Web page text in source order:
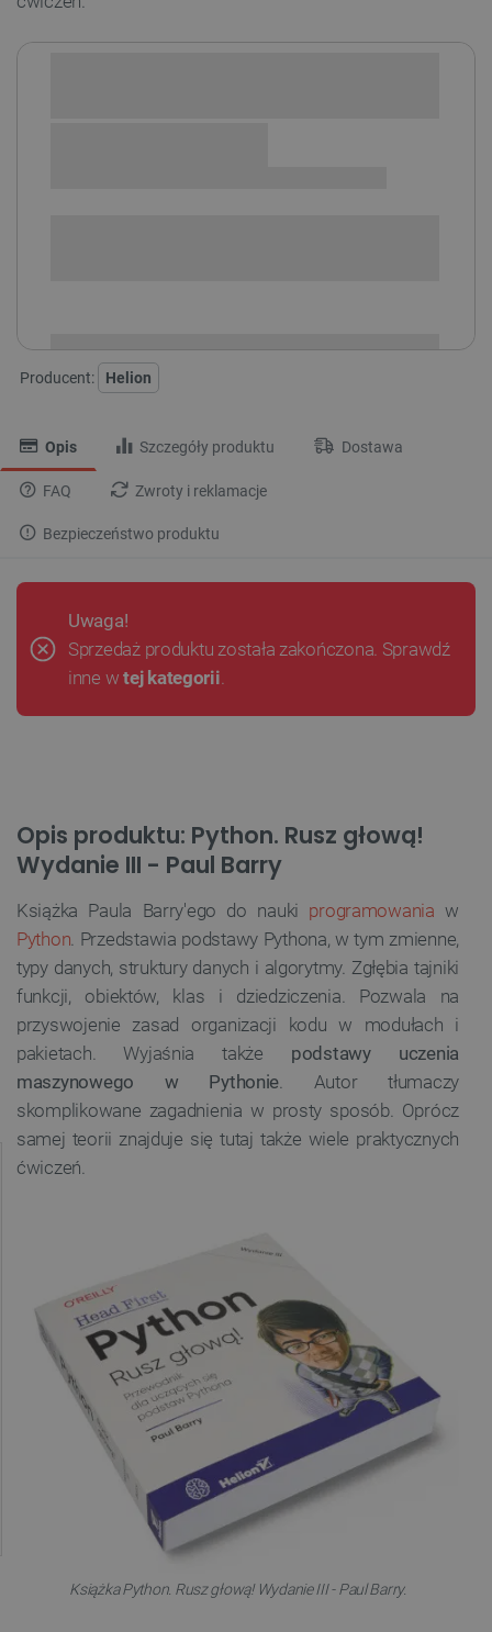
Producent: Helion
Opis Szczegóły produktu Dostawa
FAQ Zwroty i reklamacje
Bezpieczeństwo produktu
Uwaga!
Sprzedaż produktu została zakończona. Sprawdź
inne wtej kategorii.
Opis produktu: Python. Rusz głową!
Wydanie III - Paul Barry
Książka Paula Barry'ego do nauki programowania w
Python. Przedstawia podstawy Pythona, w tym zmienne,
typy danych, struktury danych i algorytmy. Zgłębia tajniki
funkcji, obiektów, klas i dziedziczenia. Pozwala na
przyswojenie zasad organizacji kodu w modułach i
pakietach. Wyjaśnia także podstawy uczenia
maszynowego w Pythonie. Autor tłumaczy
skomplikowane zagadnienia w prosty sposób. Oprócz
samej teorii znajduje się tutaj także wiele praktycznych
ćwiczeń.
Książka Python. Rusz głową! Wydanie III - Paul Barry.